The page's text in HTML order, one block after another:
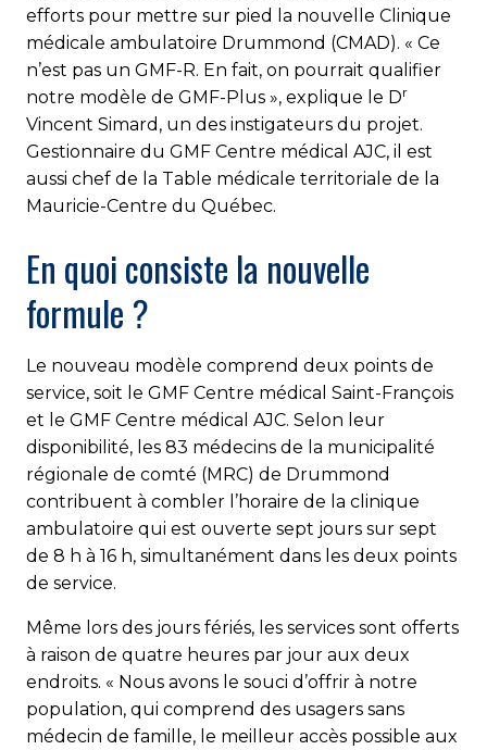
efforts pour mettre sur pied la nouvelle Clinique
médicale ambulatoire Drummond (CMAD). « Ce
n’est pas un GMF-R. En fait, on pourrait qualifier
notre modèle de GMF-Plus », explique le Dr
Vincent Simard, un des instigateurs du projet.
Gestionnaire du GMF Centre médical AJC, il est
aussi chef de la Table médicale territoriale de la
Mauricie-Centre du Québec.
En quoi consiste la nouvelle
formule ?
Le nouveau modèle comprend deux points de
service, soit le GMF Centre médical Saint-François
et le GMF Centre mé­di­cal AJC. Selon leur
disponibilité, les 83 médecins de la municipalité
régionale de comté (MRC) de Drummond
contribuent à combler l’horaire de la clinique
ambulatoire qui est ouverte sept jours sur sept
de 8 h à 16 h, simultanément dans les deux points
de service.
Même lors des jours fériés, les services sont offerts
à raison de quatre heures par jour aux deux
endroits. « Nous avons le souci d’offrir à notre
population, qui comprend des usagers sans
médecin de famille, le meilleur accès possible aux